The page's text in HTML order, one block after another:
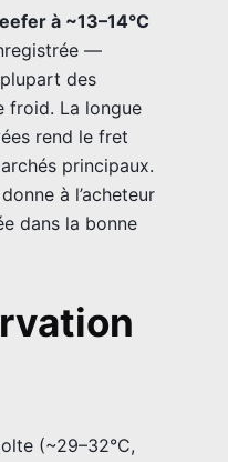
à ~13–14°C
—
des
froid. La longue
rend le fret
principaux.
à l’acheteur
dans la bonne
(~29–32°C,